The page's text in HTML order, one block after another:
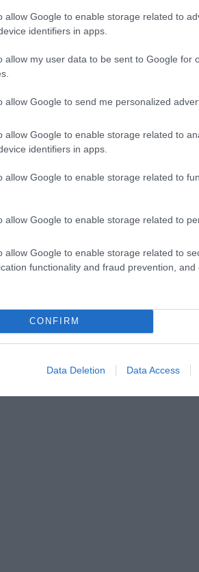
allow Google to enable storage related to
identifiers in apps.
allow my user data to be sent to Google for
allow Google to send me personalized
allow Google to enable storage related to
identifiers in apps.
allow Google to enable storage related to
allow Google to enable storage related to
allow Google to enable storage related to
functionality and fraud prevention, and
CONFIRM
Data Deletion Data Access
των 7,62 mm, για να
και μπορεί να
αμυνόμενο.
ΑΡΘΡΟ